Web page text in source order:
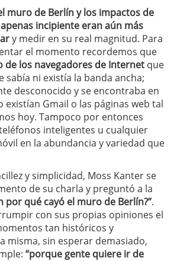
muro de Berlín y los impactos de
incipiente eran aún más
y medir en su real magnitud. Para
el momento recordemos que
de los navegadores de Internet que
sabía ni existía la banda ancha;
desconocido y se encontraba en
existían Gmail o las páginas web tal
hoy. Tampoco por entonces
inteligentes u cualquier
en la abundancia y variedad que
y simplicidad, Moss Kanter se
de su charla y preguntó a la
por qué cayó el muro de Berlín?”.
con sus propias opiniones el
tan históricos y
misma, sin esperar demasiado,
“porque gente quiere ir de